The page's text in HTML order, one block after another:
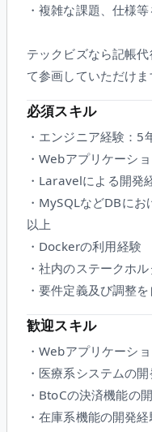
・複雑な課題、仕様
テックビズなら記帳
て参画していただけま
必須スキル
・エンジニア経験：5
・Webアプリケーシ
・Laravelによる開発
・MySQLなどDBに
以上
・Dockerの利用経験
・社内のステークホ
・要件定義及び調整
歓迎スキル
・Webアプリケーシ
・医療系システムの
・BtoCの決済機能の
・在庫系機能の開発経